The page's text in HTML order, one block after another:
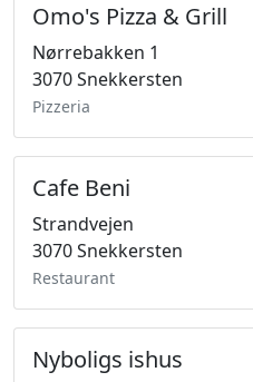
Omo's Pizza & Grill
Nørrebakken 1
3070 Snekkersten
Pizzeria
Cafe Beni
Strandvejen
3070 Snekkersten
Restaurant
Nyboligs ishus